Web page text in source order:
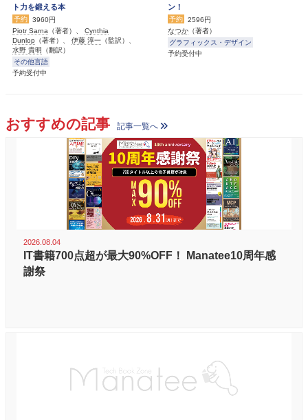
ト力を鍛える本
予約
3960円
Piotr Sarna （著者）、 Cynthia
Dunlop （著者）、 伊藤 淳一 （監訳）、
水野 貴明 （翻訳）
その他言語
予約受付中
ン！
予約
2596円
なつか （著者）
グラフィックス・デザイン
予約受付中
おすすめの記事 記事一覧へ
2026.08.04
IT書籍700点超が最大90%OFF！ Manatee10周年感
謝祭